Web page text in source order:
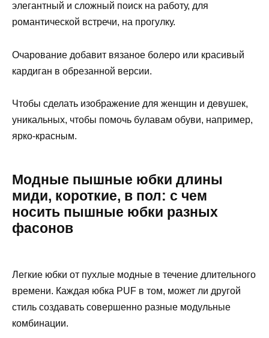
элегантный и сложный поиск на работу, для
романтической встречи, на прогулку.
Очарование добавит вязаное болеро или красивый
кардиган в обрезанной версии.
Чтобы сделать изображение для женщин и девушек,
уникальных, чтобы помочь булавам обуви, например,
ярко-красным.
Модные пышные юбки длины
миди, короткие, в пол: с чем
носить пышные юбки разных
фасонов
Легкие юбки от пухлые модные в течение длительного
времени. Каждая юбка PUF в том, может ли другой
стиль создавать совершенно разные модульные
комбинации.